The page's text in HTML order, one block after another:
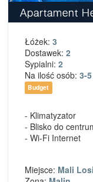
Apartament
Łóżek: 3
Dostawek: 2
Sypialni: 2
Na ilość osób: 3-5
Budget
- Klimatyzator
- Blisko do
- Wi-Fi Internet
Miejsce: Mali